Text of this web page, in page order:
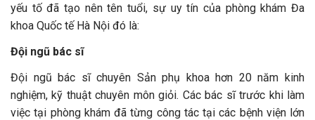
yếu tố đã tạo nên tên tuổi, sự uy tín của phòng khám Đa
khoa Quốc tế Hà Nội đó là:
Đội ngũ bác sĩ
Đội ngũ bác sĩ chuyên Sản phụ khoa hơn 20 năm kinh
nghiệm, kỹ thuật chuyên môn giỏi. Các bác sĩ trước khi làm
việc tại phòng khám đã từng công tác tại các bệnh viện lớn